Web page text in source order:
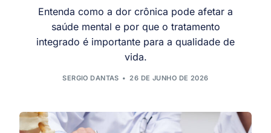
Entenda como a dor crônica pode afetar a
saúde mental e por que o tratamento
integrado é importante para a qualidade de
vida.
SERGIO DANTAS 26 DE JUNHO DE 2026